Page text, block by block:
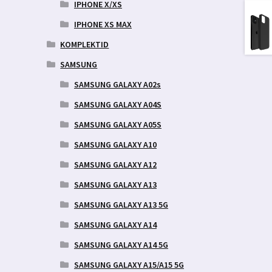
IPHONE X/XS
IPHONE XS MAX
KOMPLEKTID
SAMSUNG
SAMSUNG GALAXY A02s
SAMSUNG GALAXY A04S
SAMSUNG GALAXY A05S
SAMSUNG GALAXY A10
SAMSUNG GALAXY A12
SAMSUNG GALAXY A13
SAMSUNG GALAXY A13 5G
SAMSUNG GALAXY A14
SAMSUNG GALAXY A14 5G
SAMSUNG GALAXY A15/A15 5G